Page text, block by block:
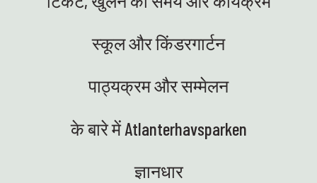
स्कूल और किंडरगार्टन
पाठ्यक्रम और सम्मेलन
के बारे में Atlanterhavsparken
ज्ञानधार